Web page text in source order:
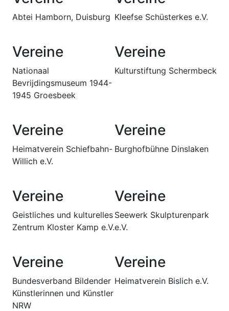
Abtei Hamborn, Duisburg Kleefse Schüsterkes e.V.
Vereine
Nationaal
Bevrijdingsmuseum 1944-
1945 Groesbeek
Vereine
Kulturstiftung Schermbeck
Vereine
Heimatverein Schiefbahn-
Willich e.V.
Vereine
Burghofbühne Dinslaken
Vereine
Geistliches und kulturelles
Zentrum Kloster Kamp e.V.
Vereine
Seewerk Skulpturenpark
e.V.
Vereine
Bundesverband Bildender
Künstlerinnen und Künstler
NRW
Vereine
Heimatverein Bislich e.V.